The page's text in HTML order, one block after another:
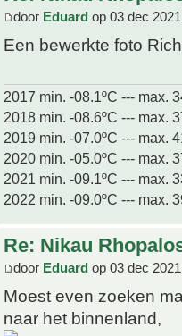
door Eduard op 03 dec
Een bewerkte foto
2017 min. -08.1ºC --- max.
2018 min. -08.6ºC --- max.
2019 min. -07.0ºC --- max.
2020 min. -05.0ºC --- max.
2021 min. -09.1ºC --- max.
2022 min. -09.0ºC --- max.
Re: Nikau
door Eduard op 03 dec
Moest even zoeken
naar het binnenland,